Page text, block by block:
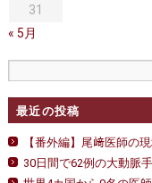
医師募集情報
トピックス一覧
アーカイブ
31
« 5月
最近の投稿
【番外編】尾﨑医師の
30日間で62例の大動脈